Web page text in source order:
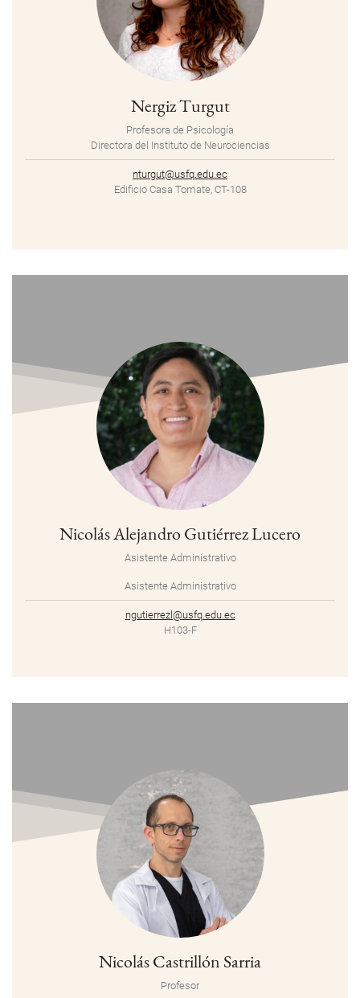
Nergiz Turgut
Profesora de Psicología
Directora del Instituto de Neurociencias
nturgut@usfq.edu.ec
Edificio Casa Tomate, CT-108
Nicolás Alejandro Gutiérrez Lucero
Asistente Administrativo
Asistente Administrativo
ngutierrezl@usfq.edu.ec
H103-F
Nicolás Castrillón Sarria
Profesor